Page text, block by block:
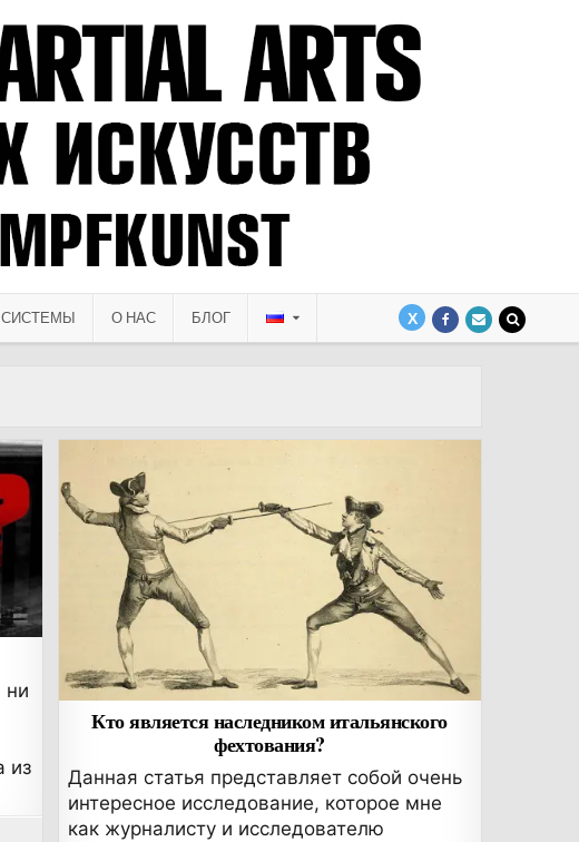
СИСТЕМЫ О НАС БЛОГ
ни
из
Кто является наследником итальянского
фехтования?
Данная статья представляет собой очень
интересное исследование, которое мне
как журналисту и исследователю